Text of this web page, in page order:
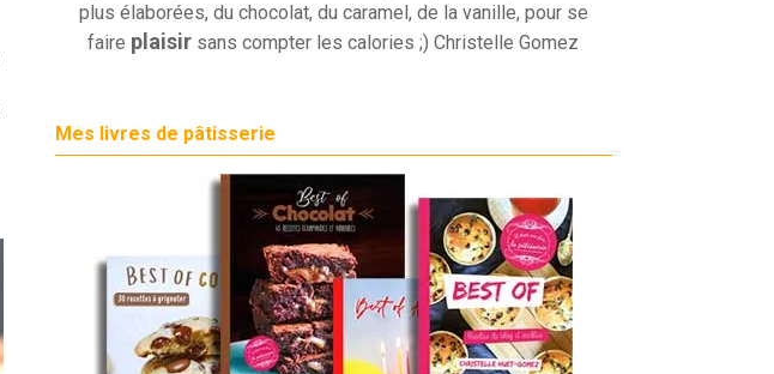
plus élaborées, du chocolat, du caramel, de la vanille, pour se
faire plaisir sans compter les calories ;) Christelle Gomez
Mes livres de pâtisserie